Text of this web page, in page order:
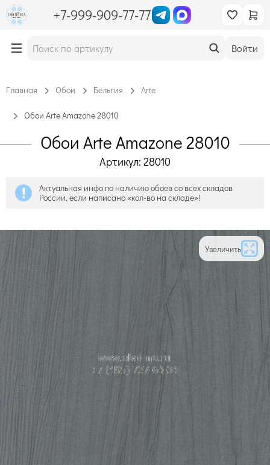
+7-999-909-77-77
Войти
Главная Обои Бельгия Arte
Обои Arte Amazone 28010
Обои Arte Amazone 28010
Артикул: 28010
Актуальная инфо по наличию обоев со всех складов
России, если написано «кол-во на складе»!
Увеличить